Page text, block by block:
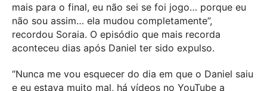
mais para o final, eu não sei se foi jogo… porque eu
não sou assim… ela mudou completamente”,
recordou Soraia. O episódio que mais recorda
aconteceu dias após Daniel ter sido expulso.
“Nunca me vou esquecer do dia em que o Daniel saiu
e eu estava muito mal, há vídeos no YouTube a